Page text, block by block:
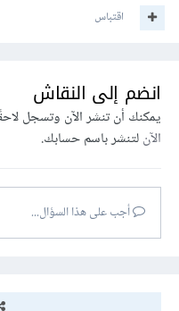
اقتباس
انضم إلى النقاش
يمكنك أن تنشر الآن وتسجل
الآنلتنشر باسم حسابك.
أجب على هذا السؤال...